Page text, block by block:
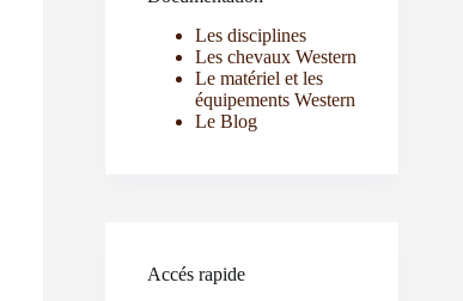
Les disciplines
Les chevaux Western
Le matériel et les
équipements Western
Le Blog
Accés rapide